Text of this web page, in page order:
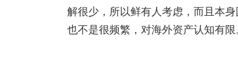
解很少，所以鲜有人考虑，而且本
也不是很频繁，对海外资产认知有